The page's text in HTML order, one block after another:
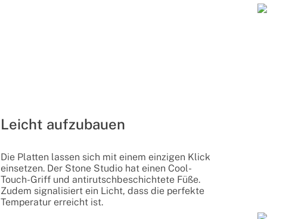
Leicht aufzubauen
Die Platten lassen sich mit einem einzigen Klick
einsetzen. Der Stone Studio hat einen Cool-
Touch-Griff und antirutschbeschichtete Füße.
Zudem signalisiert ein Licht, dass die perfekte
Temperatur erreicht ist.